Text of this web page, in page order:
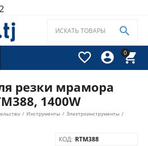
0




резки мрамора
1400W
/ Инструменты / Электроинструменты /
КОД: RTM388